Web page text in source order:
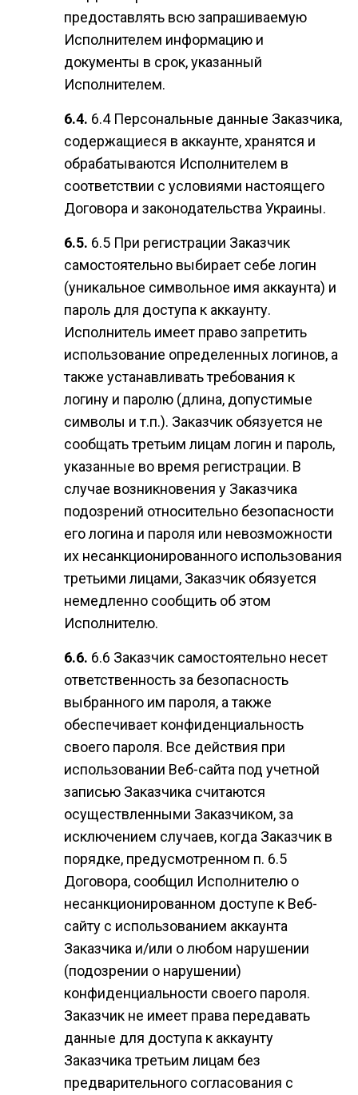
предоставлять всю запрашиваемую
Исполнителем информацию и
документы в срок, указанный
Исполнителем.
6.4 Персональные данные Заказчика,
содержащиеся в аккаунте, хранятся и
обрабатываются Исполнителем в
соответствии с условиями настоящего
Договора и законодательства Украины.
6.5 При регистрации Заказчик
самостоятельно выбирает себе логин
(уникальное символьное имя аккаунта) и
пароль для доступа к аккаунту.
Исполнитель имеет право запретить
использование определенных логинов, а
также устанавливать требования к
логину и паролю (длина, допустимые
символы и т.п.). Заказчик обязуется не
сообщать третьим лицам логин и пароль,
указанные во время регистрации. В
случае возникновения у Заказчика
подозрений относительно безопасности
его логина и пароля или невозможности
их несанкционированного использования
третьими лицами, Заказчик обязуется
немедленно сообщить об этом
Исполнителю.
6.6 Заказчик самостоятельно несет
ответственность за безопасность
выбранного им пароля, а также
обеспечивает конфиденциальность
своего пароля. Все действия при
использовании Веб-сайта под учетной
записью Заказчика считаются
осуществленными Заказчиком, за
исключением случаев, когда Заказчик в
порядке, предусмотренном п. 6.5
Договора, сообщил Исполнителю о
несанкционированном доступе к Веб-
сайту с использованием аккаунта
Заказчика и/или о любом нарушении
(подозрении о нарушении)
конфиденциальности своего пароля.
Заказчик не имеет права передавать
данные для доступа к аккаунту
Заказчика третьим лицам без
предварительного согласования с